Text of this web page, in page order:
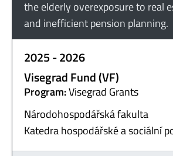
the elderly overexposure to real
and inefficient pension planning.
2025 - 2026
Visegrad Fund (VF)
Program:Visegrad Grants
Národohospodářská fakulta
Katedra hospodářské a sociální